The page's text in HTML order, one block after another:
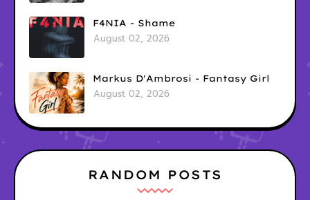
F4NIA - Shame
August 02, 2026
Markus D'Ambrosi - Fantasy Girl
August 02, 2026
RANDOM POSTS